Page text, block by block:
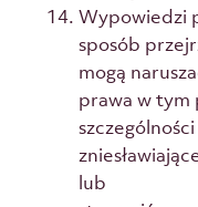
Wypowiedzi
sposób
mogą
prawa w tym
lub